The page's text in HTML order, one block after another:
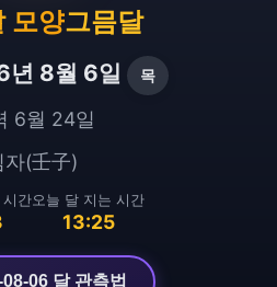
모양그믐달
년 8월 6일 목
6월 24일
자(壬子)
시간오늘 달 지는 시간
13:25
06 달 관측법